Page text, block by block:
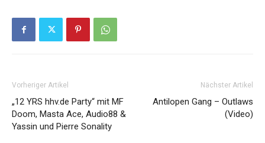
Vorheriger Artikel
„12 YRS hhv.de Party“ mit MF
Doom, Masta Ace, Audio88 &
Yassin und Pierre Sonality
Nächster Artikel
Antilopen Gang – Outlaws
(Video)